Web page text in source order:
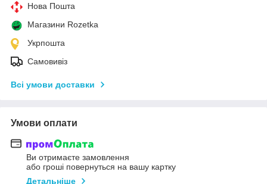
Нова Пошта
Магазини Rozetka
Укрпошта
Самовивіз
Всі умови доставки
Умови оплати
Ви отримаєте замовлення
або гроші повернуться на вашу картку
Детальніше